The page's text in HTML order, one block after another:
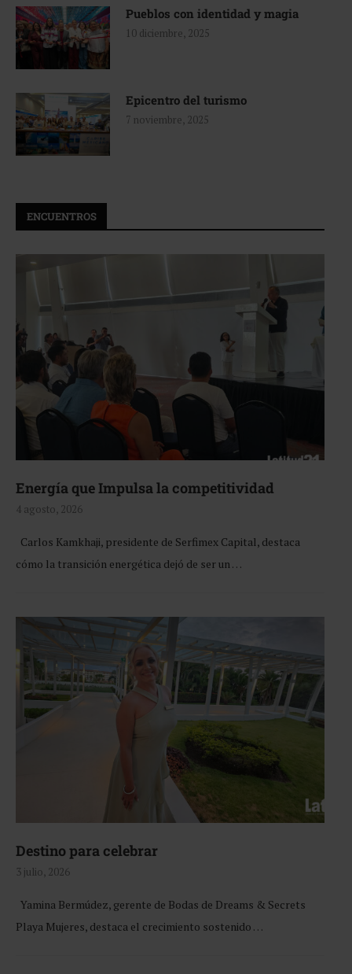
Pueblos con identidad y magia
10 diciembre, 2025
Epicentro del turismo
7 noviembre, 2025
ENCUENTROS
Energía que Impulsa la competitividad
4 agosto, 2026
Carlos Kamkhaji, presidente de Serfimex Capital, destaca
cómo la transición energética dejó de ser un …
Destino para celebrar
3 julio, 2026
Yamina Bermúdez, gerente de Bodas de Dreams & Secrets
Playa Mujeres, destaca el crecimiento sostenido …